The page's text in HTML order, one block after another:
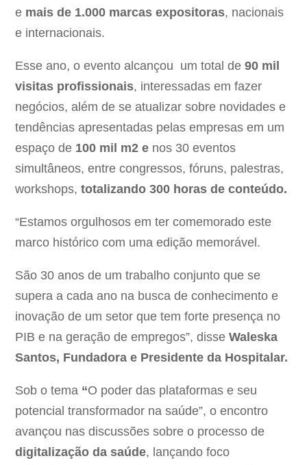
e mais de 1.000 marcas expositoras, nacionais
e internacionais.
Esse ano, o evento alcançou um total de90 mil
visitas profissionais, interessadas em fazer
negócios, além de se atualizar sobre novidades e
tendências apresentadas pelas empresas em um
espaço de 100 mil m2 e nos 30 eventos
simultâneos, entre congressos, fóruns, palestras,
workshops, totalizando 300 horas de conteúdo.
“Estamos orgulhosos em ter comemorado este
marco histórico com uma edição memorável.
São 30 anos de um trabalho conjunto que se
supera a cada ano na busca de conhecimento e
inovação de um setor que tem forte presença no
PIB e na geração de empregos”, disseWaleska
Santos, Fundadora e Presidente da Hospitalar.
Sob o tema “O poder das plataformas e seu
potencial transformador na saúde”, o encontro
avançou nas discussões sobre o processo de
digitalização da saúde, lançando foco